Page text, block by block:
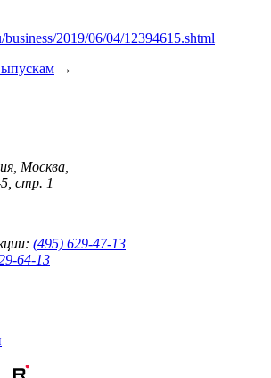
2019/06/04/12394615.shtml
→
Москва,
стр. 1
(495) 629-47-13
64-13